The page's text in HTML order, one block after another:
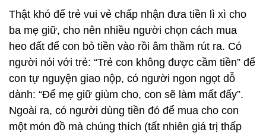
Thật khó để trẻ vui vẻ chấp nhận đưa tiền lì xì cho
ba mẹ giữ, cho nên nhiều người chọn cách mua
heo đất để con bỏ tiền vào rồi âm thầm rút ra. Có
người nói với trẻ: “Trẻ con không được cầm tiền” để
con tự nguyện giao nộp, có người ngon ngọt dỗ
dành: “Để mẹ giữ giùm cho, con sẽ làm mất đấy”.
Ngoài ra, có người dùng tiền đó để mua cho con
một món đồ mà chúng thích (tất nhiên giá trị thấp